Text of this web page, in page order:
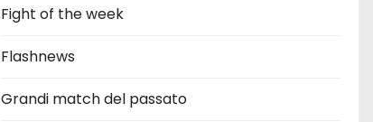
Fight of the week
Flashnews
Grandi match del passato